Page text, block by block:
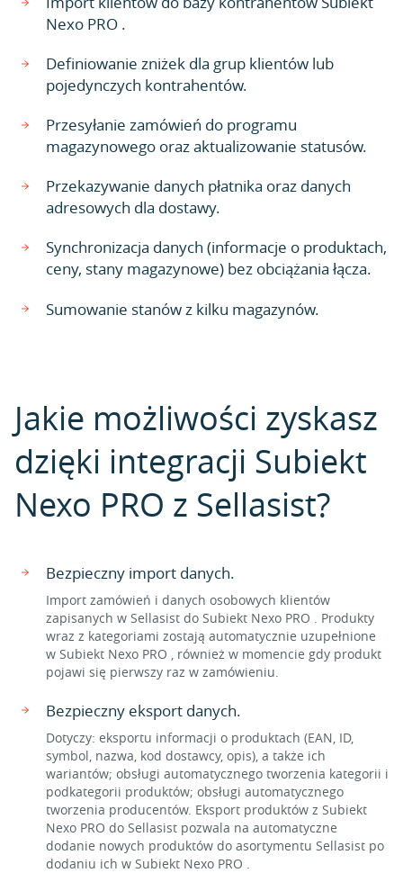
Nexo PRO .
Definiowanie zniżek dla grup klientów lub
pojedynczych kontrahentów.
Przesyłanie zamówień do programu
magazynowego oraz aktualizowanie statusów.
Przekazywanie danych płatnika oraz danych
adresowych dla dostawy.
Synchronizacja danych (informacje o produktach,
ceny, stany magazynowe) bez obciążania łącza.
Sumowanie stanów z kilku magazynów.
Jakie możliwości zyskasz
dzięki integracji Subiekt
Nexo PRO z Sellasist?
Bezpieczny import danych.
Import zamówień i danych osobowych klientów
zapisanych w Sellasist do Subiekt Nexo PRO . Produkty
wraz z kategoriami zostają automatycznie uzupełnione
w Subiekt Nexo PRO , również w momencie gdy produkt
pojawi się pierwszy raz w zamówieniu.
Bezpieczny eksport danych.
Dotyczy: eksportu informacji o produktach (EAN, ID,
symbol, nazwa, kod dostawcy, opis), a także ich
wariantów; obsługi automatycznego tworzenia kategorii i
podkategorii produktów; obsługi automatycznego
tworzenia producentów. Eksport produktów z Subiekt
Nexo PRO do Sellasist pozwala na automatyczne
dodanie nowych produktów do asortymentu Sellasist po
dodaniu ich w Subiekt Nexo PRO .